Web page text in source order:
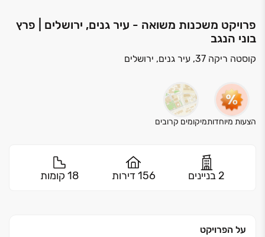
פרויקט משכנות משואה - עיר גנים, ירושלים | פרץ
בוני הנגב
קוסטה ריקה 37, עיר גנים, ירושלים
הצעות מיוחדותמיקומים קרובים
2 בניינים 156 דירות 18 קומות
על הפרויקט